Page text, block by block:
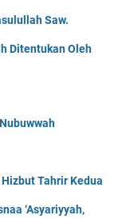
Saw.
Ditentukan Oleh
Tahrir Kedua
‘Asyariyyah,